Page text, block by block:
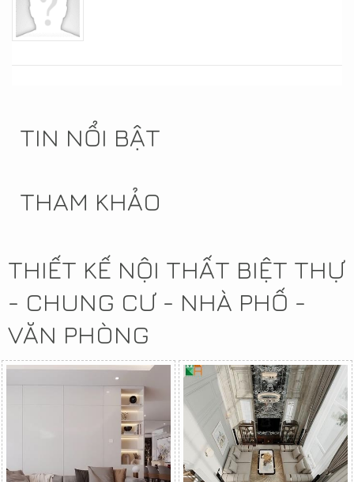
TIN NỔI BẬT
THAM KHẢO
THIẾT KẾ NỘI THẤT BIỆT THỰ
- CHUNG CƯ - NHÀ PHỐ -
VĂN PHÒNG